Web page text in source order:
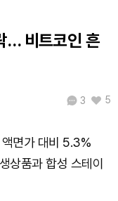
₩464.4 (+0.37%)
₩91,753,546(+0.31%)
… 비트코인 흔
3 5
면가 대비 5.3%
상품과 합성 스테이